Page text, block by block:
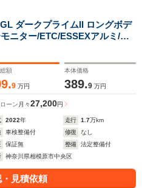
ダークプライムII ロングボデ
ニター/ETC/ESSEXアルミ/デ
給油フラップ/TRD製フュー
グ/ESSEXフロアマット
額
9 万円
本体価格
389.9 万円
ーン 月々27,200円
2022年 走行 1.7万km
車検整備付 修復
なし
保証無 整備
法定整備付
神奈川県相模原市中央区
見積依頼